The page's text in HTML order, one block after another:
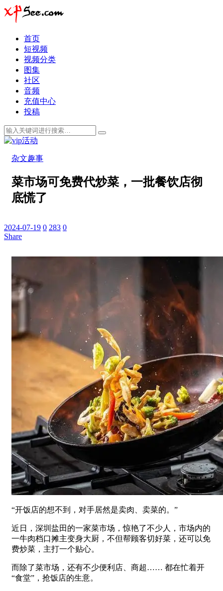
首页
短视频
视频分类
图集
社区
音频
充值中心
投稿
杂文趣事
菜市场可免费代炒菜，一批餐饮店彻
底慌了
2024-07-19 0 283 0
Share
“开饭店的想不到，对手居然是卖肉、卖菜的。”
近日，深圳盐田的一家菜市场，惊艳了不少人，市场内的
一牛肉档口摊主变身大厨，不但帮顾客切好菜，还可以免
费炒菜，主打一个贴心。
而除了菜市场，还有不少便利店、商超…… 都在忙着开
“食堂”，抢饭店的生意。